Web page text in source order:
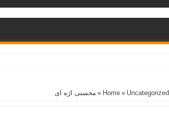
» Uncategorized
» محسنی اژه ای